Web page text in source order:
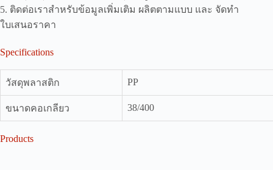
5. ติดต่อเราสำหรับข้อมูลเพิ่มเติม ผลิตตามแบบ และ จัดทำ
ใบเสนอราคา
Specifications
วัสดุพลาสติก PP
ขนาดคอเกลียว 38/400
Products